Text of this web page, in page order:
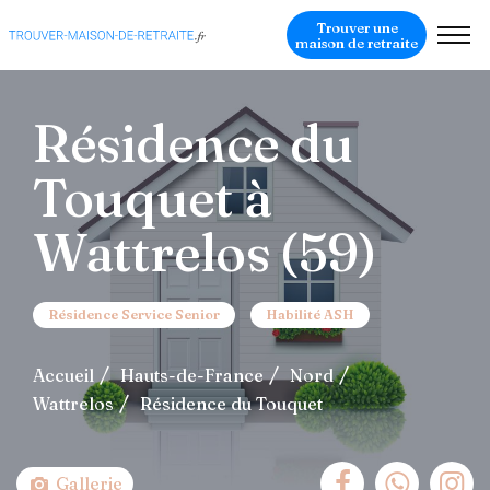
Trouver une
maison de retraite
Résidence du
Touquet à
Wattrelos (59)
Résidence Service Senior Habilité ASH
Accueil Hauts-de-France
Nord
Wattrelos
Résidence du Touquet
Gallerie